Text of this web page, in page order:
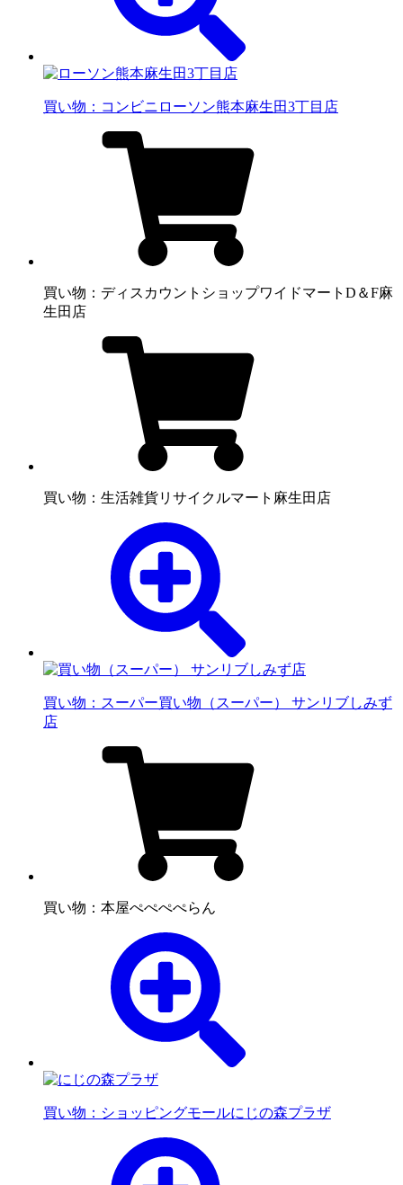
買い物：コンビニ ローソン熊本麻生田3丁目店
買い物：ディスカウントショップワイドマートD＆F麻
生田店
買い物：生活雑貨リサイクルマート麻生田店
買い物：スーパー買い物（スーパー） サンリブしみず
店
買い物：本屋ぺぺぺぺらん
買い物：ショッピングモールにじの森プラザ